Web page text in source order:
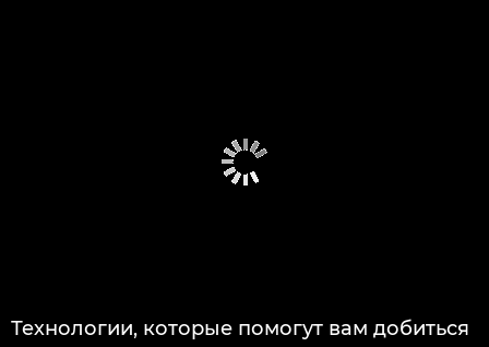
Технологии, которые помогут вам добиться